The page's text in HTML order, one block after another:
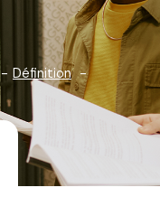
Définition